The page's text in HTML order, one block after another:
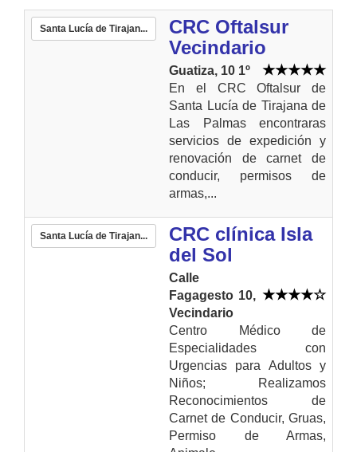
Santa Lucía de Tirajan...
CRC Oftalsur
Vecindario
Guatiza, 10 1º
En el CRC Oftalsur de
Santa Lucía de Tirajana de
Las Palmas encontraras
servicios de expedición y
renovación de carnet de
conducir, permisos de
armas,...
Santa Lucía de Tirajan...
CRC clínica Isla
del Sol
Calle
Fagagesto 10,
Vecindario
Centro Médico de
Especialidades con
Urgencias para Adultos y
Niños; Realizamos
Reconocimientos de
Carnet de Conducir, Gruas,
Permiso de Armas,